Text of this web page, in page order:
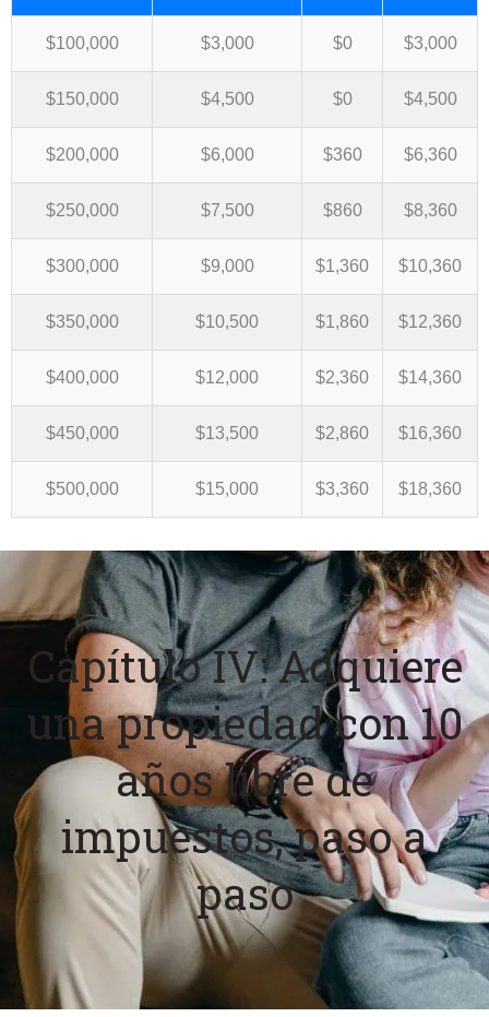
$100,000 $3,000 $0 $3,000
$150,000 $4,500 $0 $4,500
$200,000 $6,000 $360 $6,360
$250,000 $7,500 $860 $8,360
$300,000 $9,000 $1,360 $10,360
$350,000 $10,500 $1,860 $12,360
$400,000 $12,000 $2,360 $14,360
$450,000 $13,500 $2,860 $16,360
$500,000 $15,000 $3,360 $18,360
Capítulo IV: Adquiere
una propiedad con 10
años libre de
impuestos, paso a
paso